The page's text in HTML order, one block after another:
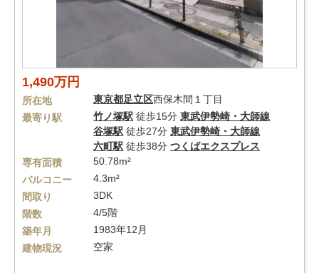
1,490万円
所在地 東京都足立区西保木間１丁目
最寄り駅
竹ノ塚駅 徒歩15分 東武伊勢崎・大師線
谷塚駅 徒歩27分 東武伊勢崎・大師線
六町駅 徒歩38分 つくばエクスプレス
専有面積
50.78m²
バルコニー
4.3m²
間取り
3DK
階数
4/5階
築年月
1983年12月
建物現況
空家